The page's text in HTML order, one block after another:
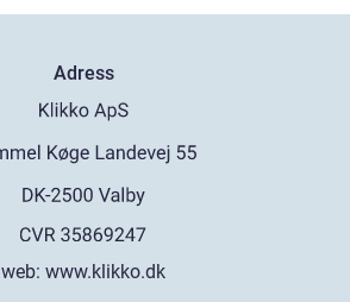
Adress
web: www.klikko.dk